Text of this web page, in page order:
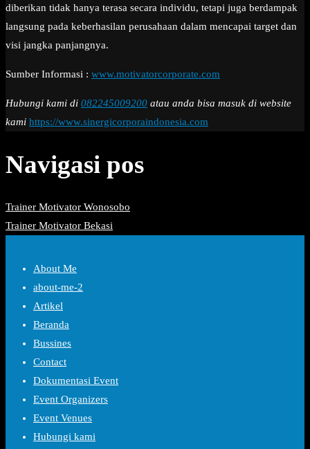
diberikan tidak hanya terasa secara individu, tetapi juga berdampak
langsung pada keberhasilan perusahaan dalam mencapai target dan
visi jangka panjangnya.
Sumber Informasi : www.motivatorcorporate.com
Hubungi kami di 082245009200 atau anda bisa masuk di website
kami https://www.sinergicorporaindonesia.com
Navigasi pos
Trainer Motivator Wonosobo
Trainer Motivator Bekasi
About Me
about-me-2
Artikel
Beranda
Bussines
Contact
Dokumentasi Event
Event Organizers
Event Venues
Hubungi kami